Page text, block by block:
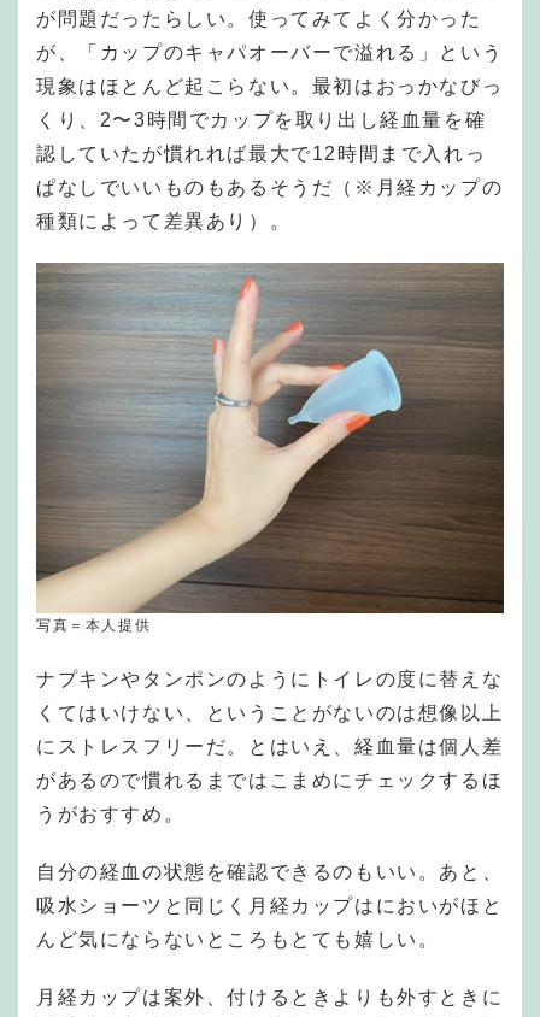
が問題だったらしい。使ってみてよく分かった
が、「カップのキャパオーバーで溢れる」という
現象はほとんど起こらない。最初はおっかなびっ
くり、2〜3時間でカップを取り出し経血量を確
認していたが慣れれば最大で12時間まで入れっ
ぱなしでいいものもあるそうだ（※月経カップの
種類によって差異あり）。
写真＝本人提供
ナプキンやタンポンのようにトイレの度に替えな
くてはいけない、ということがないのは想像以上
にストレスフリーだ。とはいえ、経血量は個人差
があるので慣れるまではこまめにチェックするほ
うがおすすめ。
自分の経血の状態を確認できるのもいい。あと、
吸水ショーツと同じく月経カップはにおいがほと
んど気にならないところもとても嬉しい。
月経カップは案外、付けるときよりも外すときに